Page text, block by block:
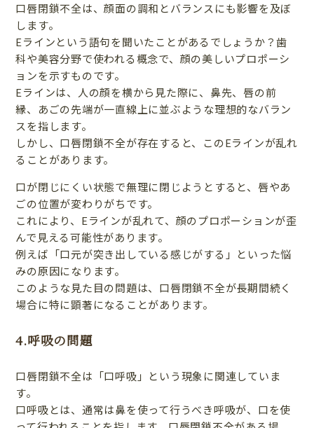
口唇閉鎖不全は、顔面の調和とバランスにも影響を及ぼ
します。
Eラインという語句を聞いたことがあるでしょうか？歯
科や美容分野で使われる概念で、顔の美しいプロポーシ
ョンを示すものです。
Eラインは、人の顔を横から見た際に、鼻先、唇の前
縁、あごの先端が一直線上に並ぶような理想的なバラン
スを指します。
しかし、口唇閉鎖不全が存在すると、このEラインが乱れ
ることがあります。
口が閉じにくい状態で無理に閉じようとすると、唇やあ
ごの位置が変わりがちです。
これにより、Eラインが乱れて、顔のプロポーションが歪
んで見える可能性があります。
例えば「口元が突き出している感じがする」といった悩
みの原因になります。
このような見た目の問題は、口唇閉鎖不全が長期間続く
場合に特に顕著になることがあります。
4.呼吸の問題
口唇閉鎖不全は「口呼吸」という現象に関連していま
す。
口呼吸とは、通常は鼻を使って行うべき呼吸が、口を使